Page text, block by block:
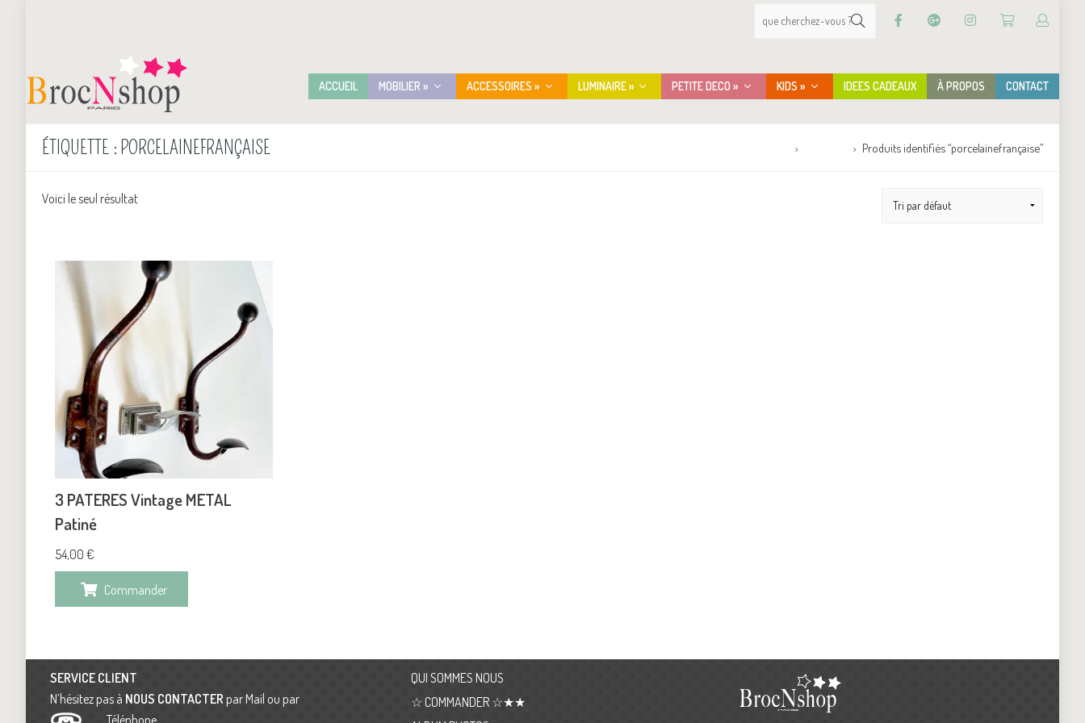
ACCUEIL MOBILIER » ACCESSOIRES » LUMINAIRE » PETITE DECO » KIDS » IDEES CADEAUX À PROPOS CONTACT
ÉTIQUETTE : PORCELAINEFRANÇAISE Produits identifiés “porcelainefrançaise”
Voici le seul résultat
3 PATERES Vintage METAL
Patiné
54,00 €
Commander
SERVICE CLIENT
N’hésitez pas à NOUS CONTACTER par Mail ou par
QUI SOMMES NOUS
☆ COMMANDER ☆★★